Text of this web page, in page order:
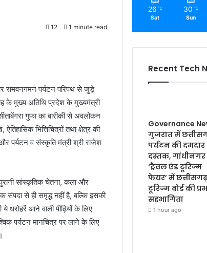
12 1 minute read
रामवनगमन पर्यटन परिपथ से जुड़े
के मुख्य अतिथि प्रदेश के मुख्यमंत्री
गुफा का बारीकी से अवलोकन
भित्तिचित्रों तथा क्षेत्र की
और पर्यटन व संस्कृति मंत्री श्री राजेश
सांस्कृतिक चेतना, कला और
संपदा से ही समृद्ध नहीं है, बल्कि इसकी
ये धरोहरें आने वाली पीढ़ियों के लिए
पर्यटन मानचित्र पर लाने के लिए
26 ℃
Sat
30 ℃
Sun
Recent Tech
Governance
गुजरात में
पर्यटन की दमदार
दस्तक,
‘ट्रैवल एंड टूरिज्म
फेयर’ में
टूरिज्म बोर्ड की
सहभागिता
1 hour ago